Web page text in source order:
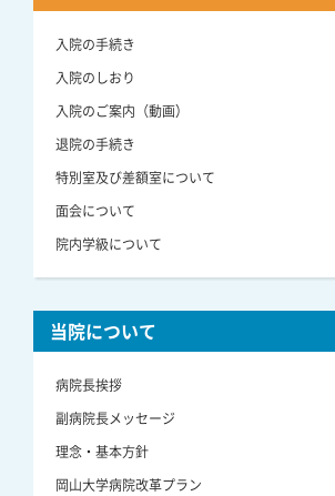
入院の手続き
入院のしおり
入院のご案内（動画）
退院の手続き
特別室及び差額室について
面会について
院内学級について
当院について
病院長挨拶
副病院長メッセージ
理念・基本方針
岡山大学病院改革プラン